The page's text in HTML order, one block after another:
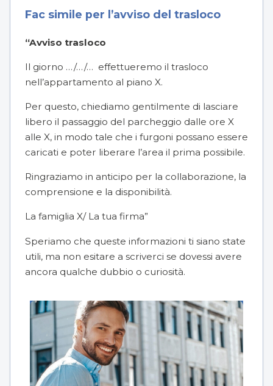
Fac simile per l’avviso del trasloco
“Avviso trasloco
Il giorno …/…/… effettueremo il trasloco
nell’appartamento al piano X.
Per questo, chiediamo gentilmente di lasciare
libero il passaggio del parcheggio dalle ore X
alle X, in modo tale che i furgoni possano essere
caricati e poter liberare l’area il prima possibile.
Ringraziamo in anticipo per la collaborazione, la
comprensione e la disponibilità.
La famiglia X/ La tua firma”
Speriamo che queste informazioni ti siano state
utili, ma non esitare a scriverci se dovessi avere
ancora qualche dubbio o curiosità.